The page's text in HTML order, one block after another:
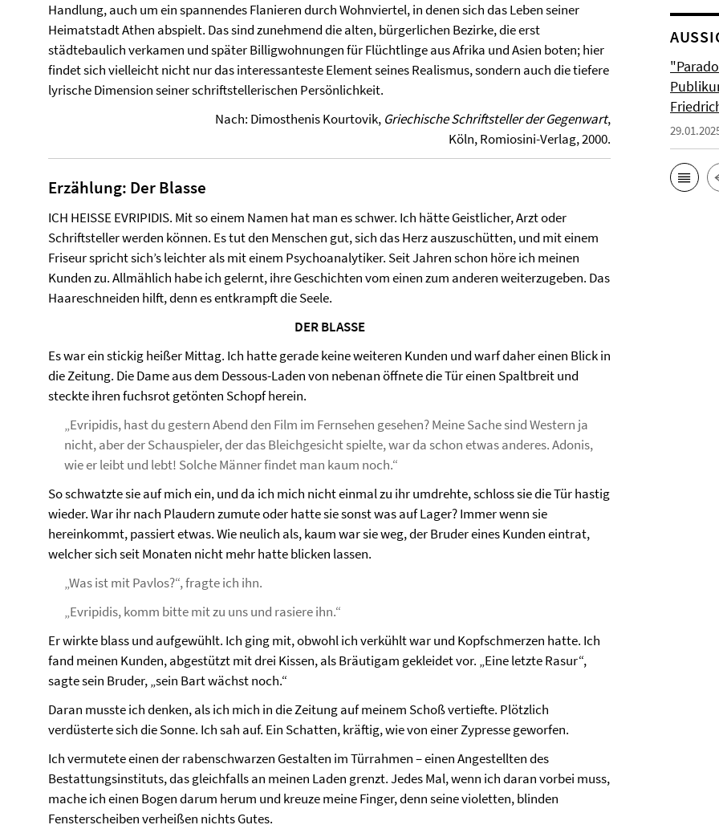
Handlung, auch um ein spannendes Flanieren durch Wohnviertel, in denen sich das Leben seiner
Heimatstadt Athen abspielt. Das sind zunehmend die alten, bürgerlichen Bezirke, die erst
städtebaulich verkamen und später Billigwohnungen für Flüchtlinge aus Afrika und Asien boten; hier
findet sich vielleicht nicht nur das interessanteste Element seines Realismus, sondern auch die tiefere
lyrische Dimension seiner schriftstellerischen Persönlichkeit.
Nach: Dimosthenis Kourtovik, Griechische Schriftsteller der Gegenwart,
Köln, Romiosini-Verlag, 2000.
Erzählung: Der Blasse
ICH HEISSE EVRIPIDIS. Mit so einem Namen hat man es schwer. Ich hätte Geistlicher, Arzt oder
Schriftsteller werden können. Es tut den Menschen gut, sich das Herz auszuschütten, und mit einem
Friseur spricht sich’s leichter als mit einem Psychoanalytiker. Seit Jahren schon höre ich meinen
Kunden zu. Allmählich habe ich gelernt, ihre Geschichten vom einen zum anderen weiterzugeben. Das
Haareschneiden hilft, denn es entkrampft die Seele.
DER BLASSE
Es war ein stickig heißer Mittag. Ich hatte gerade keine weiteren Kunden und warf daher einen Blick in
die Zeitung. Die Dame aus dem Dessous-Laden von nebenan öffnete die Tür einen Spaltbreit und
steckte ihren fuchsrot getönten Schopf herein.
„Evripidis, hast du gestern Abend den Film im Fernsehen gesehen? Meine Sache sind Western ja
nicht, aber der Schauspieler, der das Bleichgesicht spielte, war da schon etwas anderes. Adonis,
wie er leibt und lebt! Solche Männer findet man kaum noch.“
So schwatzte sie auf mich ein, und da ich mich nicht einmal zu ihr umdrehte, schloss sie die Tür hastig
wieder. War ihr nach Plaudern zumute oder hatte sie sonst was auf Lager? Immer wenn sie
hereinkommt, passiert etwas. Wie neulich als, kaum war sie weg, der Bruder eines Kunden eintrat,
welcher sich seit Monaten nicht mehr hatte blicken lassen.
„Was ist mit Pavlos?“, fragte ich ihn.
„Evripidis, komm bitte mit zu uns und rasiere ihn.“
Er wirkte blass und aufgewühlt. Ich ging mit, obwohl ich verkühlt war und Kopfschmerzen hatte. Ich
fand meinen Kunden, abgestützt mit drei Kissen, als Bräutigam gekleidet vor. „Eine letzte Rasur“,
sagte sein Bruder, „sein Bart wächst noch.“
Daran musste ich denken, als ich mich in die Zeitung auf meinem Schoß vertiefte. Plötzlich
verdüsterte sich die Sonne. Ich sah auf. Ein Schatten, kräftig, wie von einer Zypresse geworfen.
Ich vermutete einen der rabenschwarzen Gestalten im Türrahmen – einen Angestellten des
Bestattungsinstituts, das gleichfalls an meinen Laden grenzt. Jedes Mal, wenn ich daran vorbei muss,
mache ich einen Bogen darum herum und kreuze meine Finger, denn seine violetten, blinden
Fensterscheiben verheißen nichts Gutes.